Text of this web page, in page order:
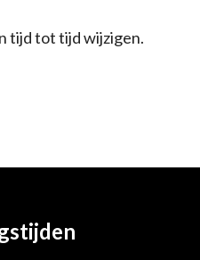
tijd tot tijd wijzigen.